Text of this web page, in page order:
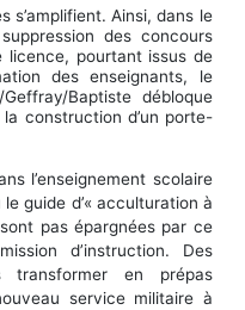
s’amplifient. Ainsi, dans le
des concours
licence, pourtant issus de
des enseignants, le
Baptiste débloque
la construction d’un porte-
l’enseignement scolaire
guide d’« acculturation à
pas épargnées par ce
d’instruction. Des
transformer en prépas
service militaire à